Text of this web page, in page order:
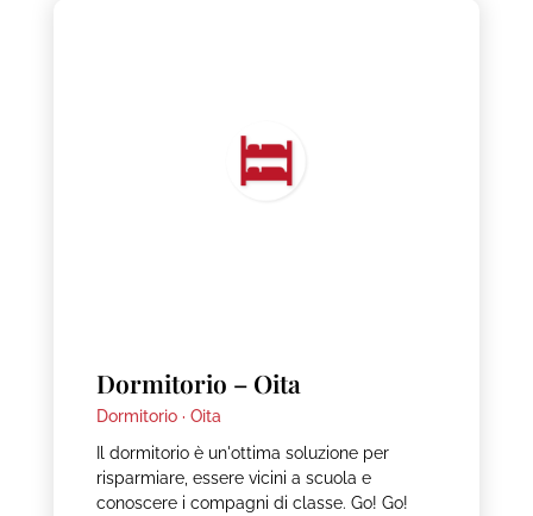
Dormitorio – Oita
Dormitorio · Oita
Il dormitorio è un'ottima soluzione per
risparmiare, essere vicini a scuola e
conoscere i compagni di classe. Go! Go!